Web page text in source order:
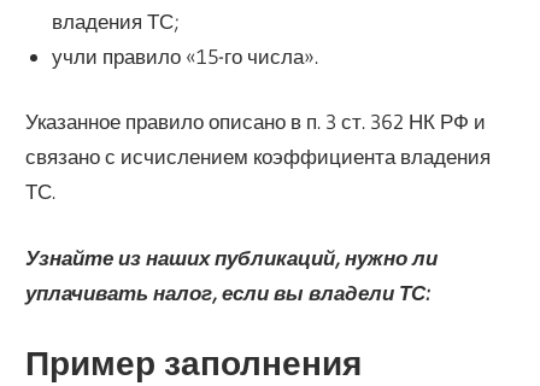
владения ТС;
учли правило «15-го числа».
Указанное правило описано в п. 3 ст. 362 НК РФ и
связано с исчислением коэффициента владения
ТС.
Узнайте из наших публикаций, нужно ли
уплачивать налог, если вы владели ТС:
Пример заполнения